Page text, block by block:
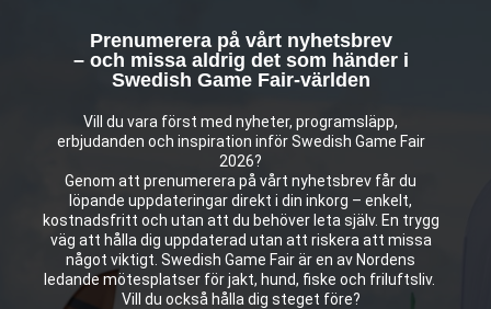
Prenumerera på vårt nyhetsbrev
– och missa aldrig det som händer i
Swedish Game Fair-världen
Vill du vara först med nyheter, programsläpp,
erbjudanden och inspiration inför Swedish Game Fair
2026?
Genom att prenumerera på vårt nyhetsbrev får du
löpande uppdateringar direkt i din inkorg – enkelt,
kostnadsfritt och utan att du behöver leta själv. En trygg
väg att hålla dig uppdaterad utan att riskera att missa
något viktigt. Swedish Game Fair är en av Nordens
ledande mötesplatser för jakt, hund, fiske och friluftsliv.
Vill du också hålla dig steget före?